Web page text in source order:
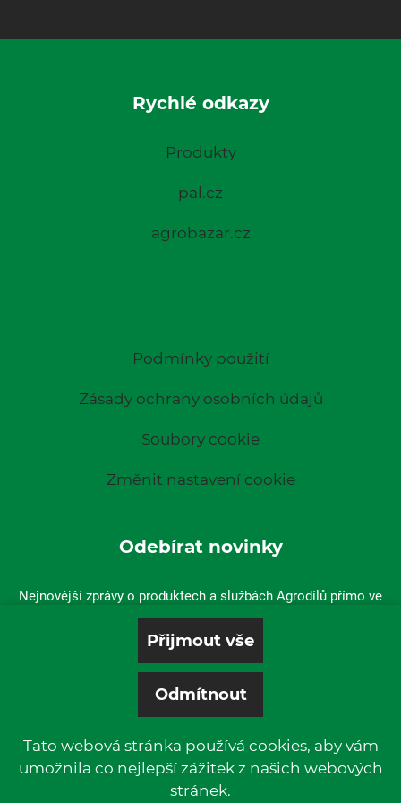
Rychlé odkazy
Produkty
pal.cz
agrobazar.cz
Podmínky použití
Zásady ochrany osobních údajů
Soubory cookie
Změnit nastavení cookie
Odebírat novinky
Nejnovější zprávy o produktech a službách Agrodílů přímo ve
vaší doručené poště.
Tato webová stránka používá cookies, aby vám
umožnila co nejlepší zážitek z našich webových
stránek.